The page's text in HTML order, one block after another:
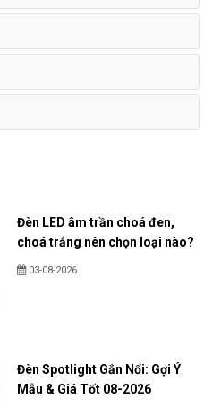
Đèn LED âm trần choá đen,
choá trắng nên chọn loại nào?
03-08-2026
Đèn Spotlight Gắn Nổi: Gợi Ý
Mẫu & Giá Tốt 08-2026